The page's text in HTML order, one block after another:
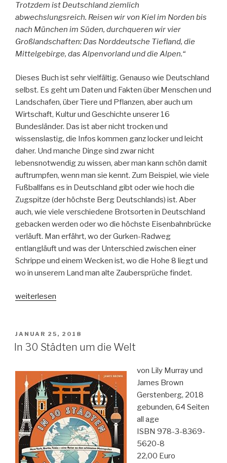
Trotzdem ist Deutschland ziemlich
abwechslungsreich. Reisen wir von Kiel im Norden bis
nach München im Süden, durchqueren wir vier
Großlandschaften: Das Norddeutsche Tiefland, die
Mittelgebirge, das Alpenvorland und die Alpen.“
Dieses Buch ist sehr vielfältig. Genauso wie Deutschland
selbst. Es geht um Daten und Fakten über Menschen und
Landschafen, über Tiere und Pflanzen, aber auch um
Wirtschaft, Kultur und Geschichte unserer 16
Bundesländer. Das ist aber nicht trocken und
wissenslastig, die Infos kommen ganz locker und leicht
daher. Und manche Dinge sind zwar nicht
lebensnotwendig zu wissen, aber man kann schön damit
auftrumpfen, wenn man sie kennt. Zum Beispiel, wie viele
Fußballfans es in Deutschland gibt oder wie hoch die
Zugspitze (der höchste Berg Deutschlands) ist. Aber
auch, wie viele verschiedene Brotsorten in Deutschland
gebacken werden oder wo die höchste Eisenbahnbrücke
verläuft. Man erfährt, wo der Gurken-Radweg
entlangläuft und was der Unterschied zwischen einer
Schrippe und einem Wecken ist, wo die Hohe 8 liegt und
wo in unserem Land man alte Zaubersprüche findet.
„Deutschland.
du
wissen
weiterlesen
VERÖFFENTLICHT
AM
JANUAR 25, 2018
In 30 Städten um die Welt
von Lily Murray und
James Brown
Gerstenberg, 2018
gebunden, 64 Seiten
all age
ISBN 978-3-8369-
5620-8
22,00 Euro